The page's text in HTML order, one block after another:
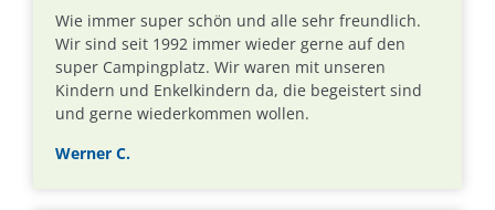
Wie immer super schön und alle sehr freundlich.
Wir sind seit 1992 immer wieder gerne auf den
super Campingplatz. Wir waren mit unseren
Kindern und Enkelkindern da, die begeistert sind
und gerne wiederkommen wollen.
Werner C.